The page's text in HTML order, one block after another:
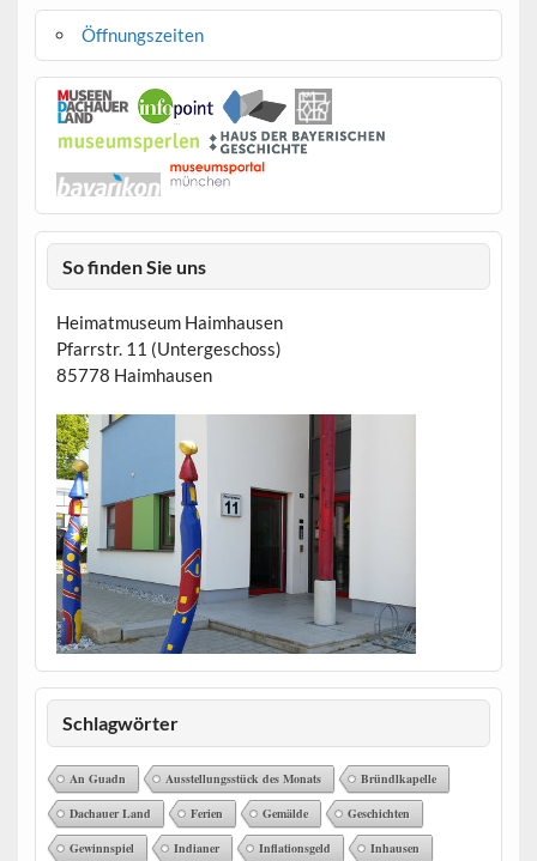
Öffnungszeiten
So finden Sie uns
Heimatmuseum Haimhausen
Pfarrstr. 11 (Untergeschoss)
85778 Haimhausen
Schlagwörter
An Guadn Ausstellungsstück des Monats Bründlkapelle
Dachauer Land Ferien Gemälde Geschichten
Gewinnspiel Indianer Inflationsgeld Inhausen